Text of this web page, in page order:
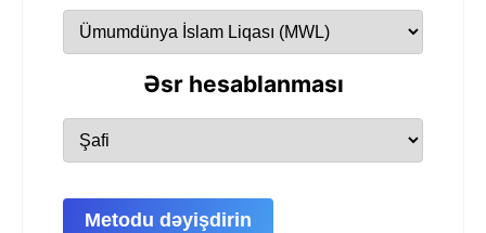
Əsr hesablanması
Metodu dəyişdirin